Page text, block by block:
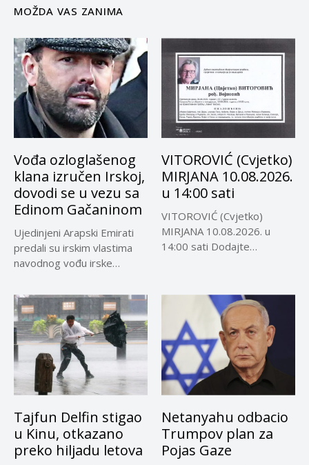
MOŽDA VAS ZANIMA
Vođa ozloglašenog
klana izručen Irskoj,
dovodi se u vezu sa
Edinom Gačaninom
Ujedinjeni Arapski Emirati
predali su irskim vlastima
navodnog vođu irske
VITOROVIĆ (Cvjetko)
MIRJANA 10.08.2026.
u 14:00 sati
VITOROVIĆ (Cvjetko)
MIRJANA 10.08.2026. u
14:00 sati Dodajte
Tajfun Delfin stigao
u Kinu, otkazano
preko hiljadu letova
Netanyahu odbacio
Trumpov plan za
Pojas Gaze